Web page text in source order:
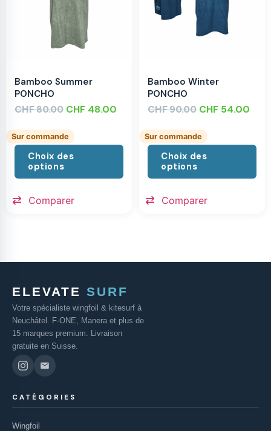
Bamboo Summer
PONCHO
CHF80.00 CHF 48.00
Sur commande
Choix des
options
Comparer
Bamboo Winter
PONCHO
CHF90.00 CHF 54.00
Sur commande
Choix des
options
Comparer
ELEVATE SURF
Votre spécialiste wingfoil & kitesurf à
Neuchâtel. F-ONE, Manera et plus de
15 marques premium. Livraison
gratuite en Suisse.
CATÉGORIES
Wingfoil